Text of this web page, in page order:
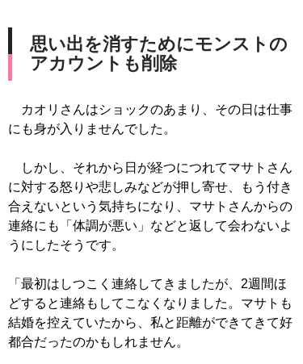
思い出を消すためにモンストの
アカウントも削除
カオリさんはショックのあまり、その日は仕事
にも身が入りませんでした。
しかし、それから日が経つにつれてマサトさん
に対する怒りや悲しみなどが押し寄せ、もう付き
合えないという気持ちになり、マサトさんからの
連絡にも「体調が悪い」などと返して会わないよ
うにしたそうです。
「最初はしつこく連絡してきましたが、2週間ほ
どすると連絡もしてこなくなりました。マサトも
結婚を控えていたから、私と距離ができてきて好
都合だったのかもしれません。